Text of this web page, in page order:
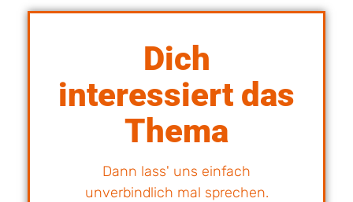
Dich
interessiert das
Thema
Dann lass' uns einfach
unverbindlich mal sprechen.